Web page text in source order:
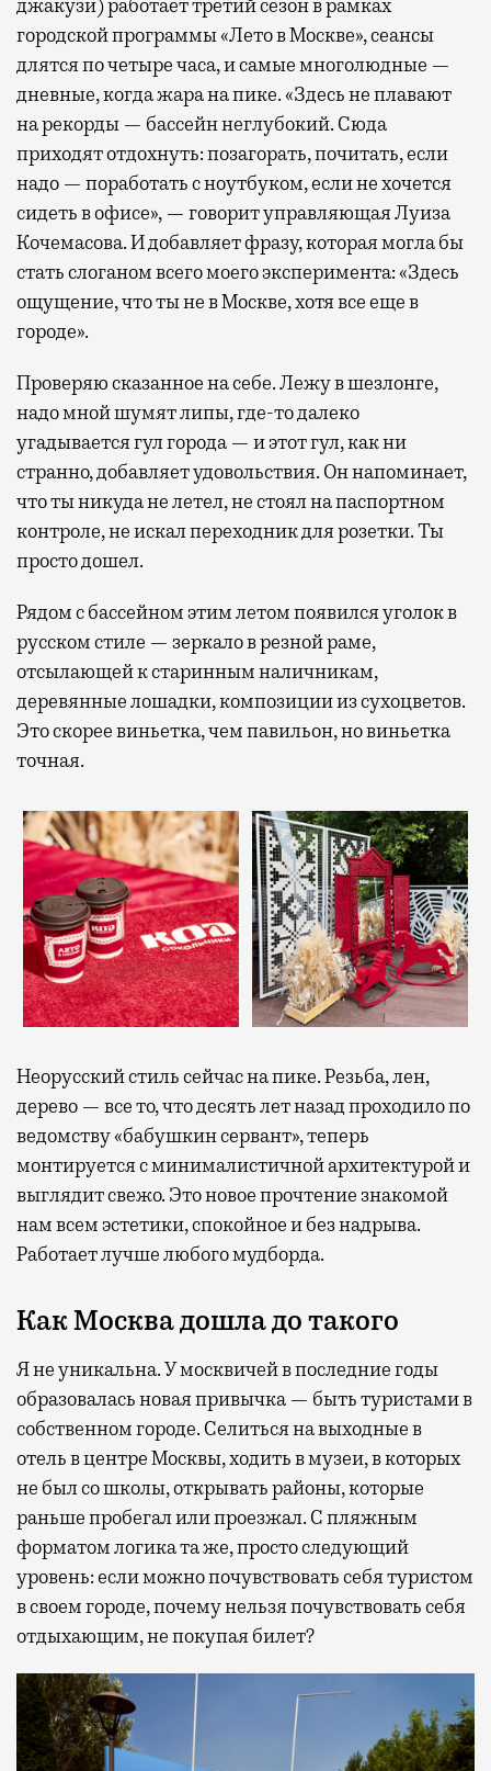
джакузи) работает третий сезон в рамках
городской программы «Лето в Москве», сеансы
длятся по четыре часа, и самые многолюдные —
дневные, когда жара на пике. «Здесь не плавают
на рекорды — бассейн неглубокий. Сюда
приходят отдохнуть: позагорать, почитать, если
надо — поработать с ноутбуком, если не хочется
сидеть в офисе», — говорит управляющая Луиза
Кочемасова. И добавляет фразу, которая могла бы
стать слоганом всего моего эксперимента: «Здесь
ощущение, что ты не в Москве, хотя все еще в
городе».
Проверяю сказанное на себе. Лежу в шезлонге,
надо мной шумят липы, где-то далеко
угадывается гул города — и этот гул, как ни
странно, добавляет удовольствия. Он напоминает,
что ты никуда не летел, не стоял на паспортном
контроле, не искал переходник для розетки. Ты
просто дошел.
Рядом с бассейном этим летом появился уголок в
русском стиле — зеркало в резной раме,
отсылающей к старинным наличникам,
деревянные лошадки, композиции из сухоцветов.
Это скорее виньетка, чем павильон, но виньетка
точная.
Неорусский стиль сейчас на пике. Резьба, лен,
дерево — все то, что десять лет назад проходило по
ведомству «бабушкин сервант», теперь
монтируется с минималистичной архитектурой и
выглядит свежо. Это новое прочтение знакомой
нам всем эстетики, спокойное и без надрыва.
Работает лучше любого мудборда.
Как Москва дошла до такого
Я не уникальна. У москвичей в последние годы
образовалась новая привычка — быть туристами в
собственном городе. Селиться на выходные в
отель в центре Москвы, ходить в музеи, в которых
не был со школы, открывать районы, которые
раньше пробегал или проезжал. С пляжным
форматом логика та же, просто следующий
уровень: если можно почувствовать себя туристом
в своем городе, почему нельзя почувствовать себя
отдыхающим, не покупая билет?